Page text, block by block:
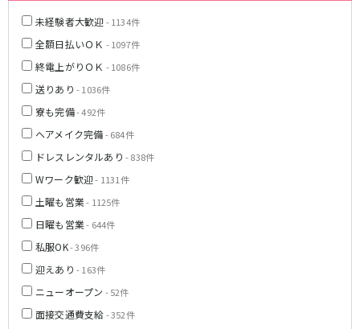
未経験者大歓迎- 1134件
全額日払いＯＫ - 1097件
終電上がりＯＫ - 1086件
送りあり - 1036件
寮も完備- 492件
ヘアメイク完備- 684件
ドレスレンタルあり - 838件
Wワーク歓迎- 1131件
土曜も営業- 1125件
日曜も営業- 644件
私服OK- 396件
迎えあり - 163件
ニューオープン - 52件
面接交通費支給- 352件
東所沢駅
吉川駅
越谷レイクタウン駅
東京メトロ東西線
中野駅
浦安駅
西葛西駅
南行徳駅
日本橋駅
神楽坂駅
JR湘南新宿ライン
池袋駅